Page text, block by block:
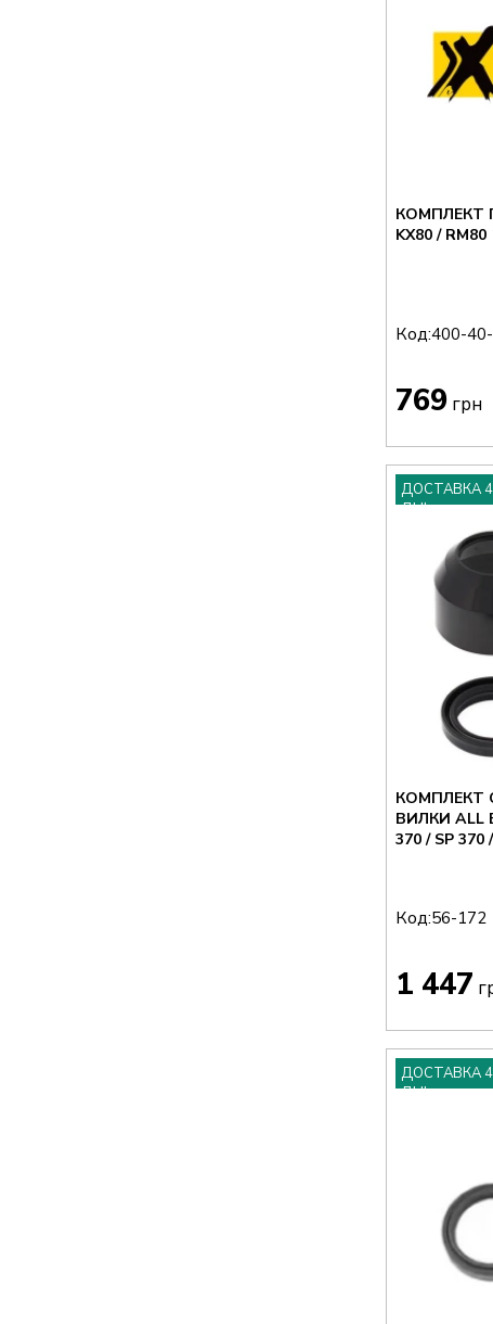
КОМПЛЕКТ
KX80 /
Код:400-
769 грн
ДОСТАВКА 4
ДНІ
КОМПЛЕКТ
ВИЛКИ ALL
370 / SP 370
Код:56-172
1 447
ДОСТАВКА 4
ДНІ